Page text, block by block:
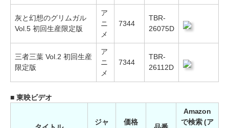
灰と幻想のグリムガル
Vol.5 初回生産限定版
ア
ニ
メ
7344
TBR-
26075D
三者三葉 Vol.2 初回生産
限定版
ア
ニ
メ
7344
TBR-
26112D
■ 東映ビデオ
ジャ 価格
Amazon
で検索 (ア